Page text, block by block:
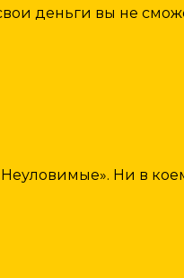
деньги вы не
Ни в